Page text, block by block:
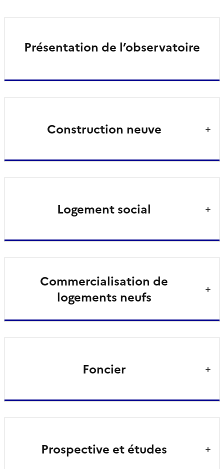
Présentation de l’observatoire
Construction neuve
Logement social
Commercialisation de
logements neufs
Foncier
Prospective et études